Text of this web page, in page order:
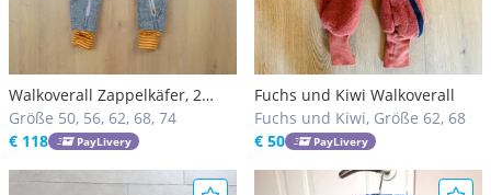
Walkoverall Zappelkäfer, 2
Reißverschlüsse
Größe 50, 56, 62, 68, 74
€ 118
PayLivery
Fuchs und Kiwi Walkoverall
Fuchs und Kiwi, Größe 62, 68
€ 50
PayLivery